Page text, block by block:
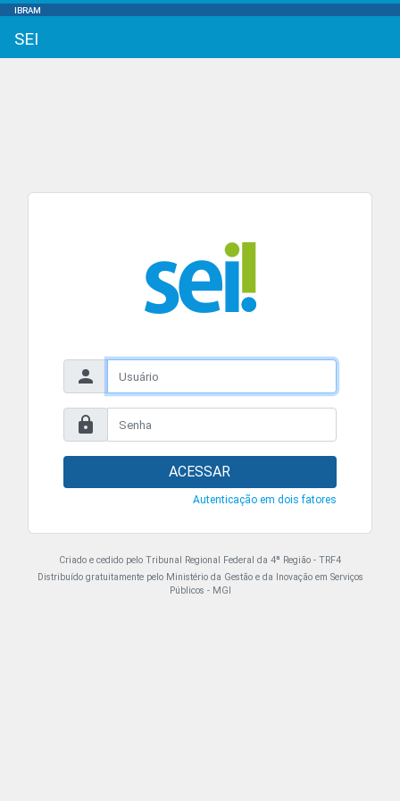
IBRAM
SEI
ACESSAR
Autenticação em dois fatores
Criado e cedido pelo Tribunal Regional Federal da 4ª Região - TRF4
Distribuído gratuitamente pelo Ministério da Gestão e da Inovação em Serviços
Públicos - MGI